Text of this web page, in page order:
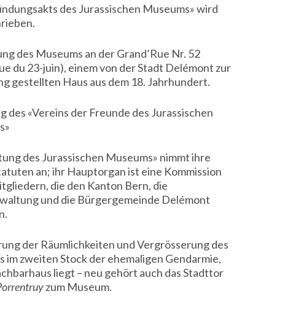
des Jurassischen Museums» wird
des Museums an der Grand’Rue Nr. 52
du 23-juin), einem von der Stadt Delémont zur
gestellten Haus aus dem 18. Jahrhundert.
des «Vereins der Freunde des Jurassischen
des Jurassischen Museums» nimmt ihre
an; ihr Hauptorgan ist eine Kommission
die den Kanton Bern, die
und die Bürgergemeinde Delémont
der Räumlichkeiten und Vergrösserung des
im zweiten Stock der ehemaligen Gendarmie,
liegt – neu gehört auch das Stadttor
zum Museum.